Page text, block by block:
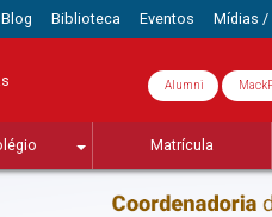
Blog Biblioteca Eventos Mídias /
Alumni
Matrícula